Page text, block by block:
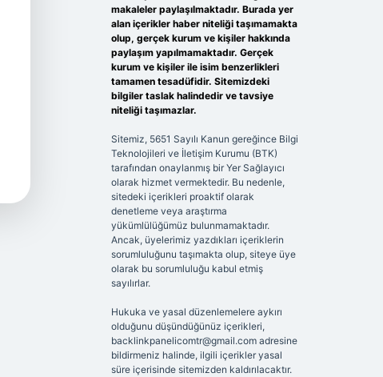
makaleler paylaşılmaktadır. Burada yer
alan içerikler haber niteliği taşımamakta
olup, gerçek kurum ve kişiler hakkında
paylaşım yapılmamaktadır. Gerçek
kurum ve kişiler ile isim benzerlikleri
tamamen tesadüfidir. Sitemizdeki
bilgiler taslak halindedir ve tavsiye
niteliği taşımazlar.
Sitemiz, 5651 Sayılı Kanun gereğince Bilgi
Teknolojileri ve İletişim Kurumu (BTK)
tarafından onaylanmış bir Yer Sağlayıcı
olarak hizmet vermektedir. Bu nedenle,
sitedeki içerikleri proaktif olarak
denetleme veya araştırma
yükümlülüğümüz bulunmamaktadır.
Ancak, üyelerimiz yazdıkları içeriklerin
sorumluluğunu taşımakta olup, siteye üye
olarak bu sorumluluğu kabul etmiş
sayılırlar.
Hukuka ve yasal düzenlemelere aykırı
olduğunu düşündüğünüz içerikleri,
backlinkpanelicomtr@gmail.comadresine
bildirmeniz halinde, ilgili içerikler yasal
süre içerisinde sitemizden kaldırılacaktır.